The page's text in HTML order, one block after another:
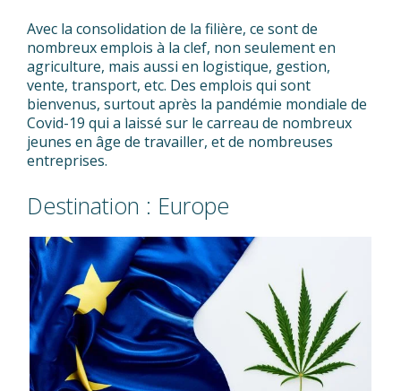
Avec la consolidation de la filière, ce sont de
nombreux emplois à la clef, non seulement en
agriculture, mais aussi en logistique, gestion,
vente, transport, etc. Des emplois qui sont
bienvenus, surtout après la pandémie mondiale de
Covid-19 qui a laissé sur le carreau de nombreux
jeunes en âge de travailler, et de nombreuses
entreprises.
Destination : Europe